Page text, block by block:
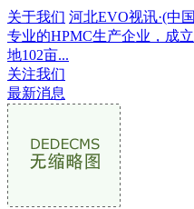
关于我们 河北EVO视讯·(中
专业的HPMC生产企业，成
地102亩...
关注我们
最新消息